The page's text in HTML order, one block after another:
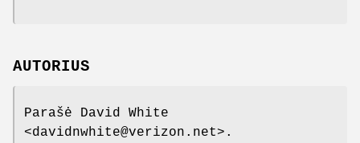
AUTORIUS
Parašė David White
<davidnwhite@verizon.net>.